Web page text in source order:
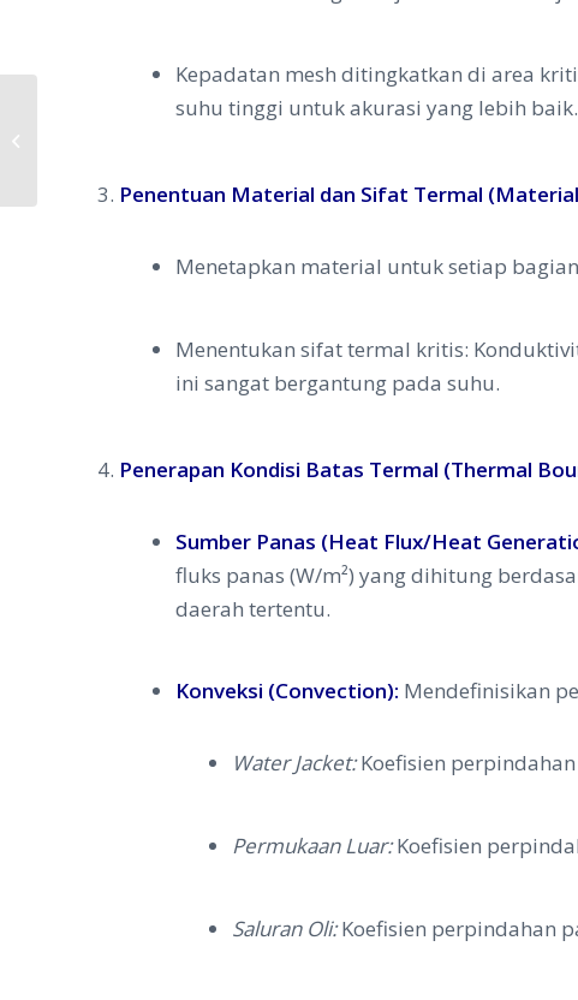
Kepadatan mesh ditingkatkan di area
suhu tinggi untuk akurasi yang lebih baik.
Penentuan Material dan Sifat Termal
Menetapkan material untuk setiap
Menentukan sifat termal kritis:
ini sangat bergantung pada suhu.
Penerapan Kondisi Batas Termal (Thermal
Sumber Panas (Heat Flux/Heat
fluks panas (W/m²) yang dihitung
daerah tertentu.
Konveksi (Convection): Mendefinisikan
Water Jacket:Koefisien perpindahan
Permukaan Luar:Koefisien
Saluran Oli:Koefisien perpindahan
Simulasi Frekuensi Alami dengan